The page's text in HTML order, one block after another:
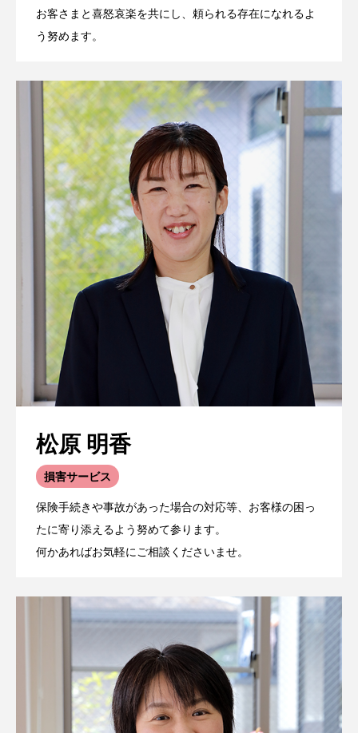
お客さまと喜怒哀楽を共にし、頼られる存在になれるよ
う努めます。
松原 明香
損害サービス
保険手続きや事故があった場合の対応等、お客様の困っ
たに寄り添えるよう努めて参ります。
何かあればお気軽にご相談くださいませ。